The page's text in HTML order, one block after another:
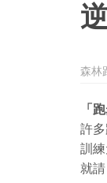
森林
「
許
訓
就請